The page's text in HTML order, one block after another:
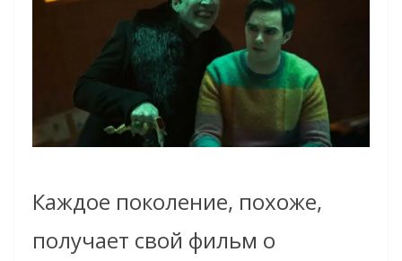
Каждое поколение, похоже,
получает свой фильм о